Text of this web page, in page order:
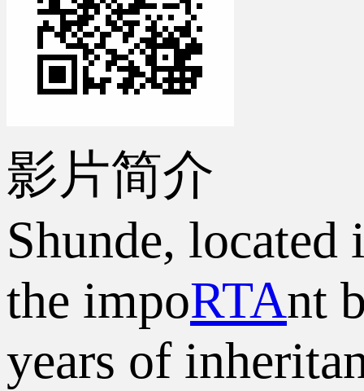
影片简介
Shunde,
the impoRTAnt
years of